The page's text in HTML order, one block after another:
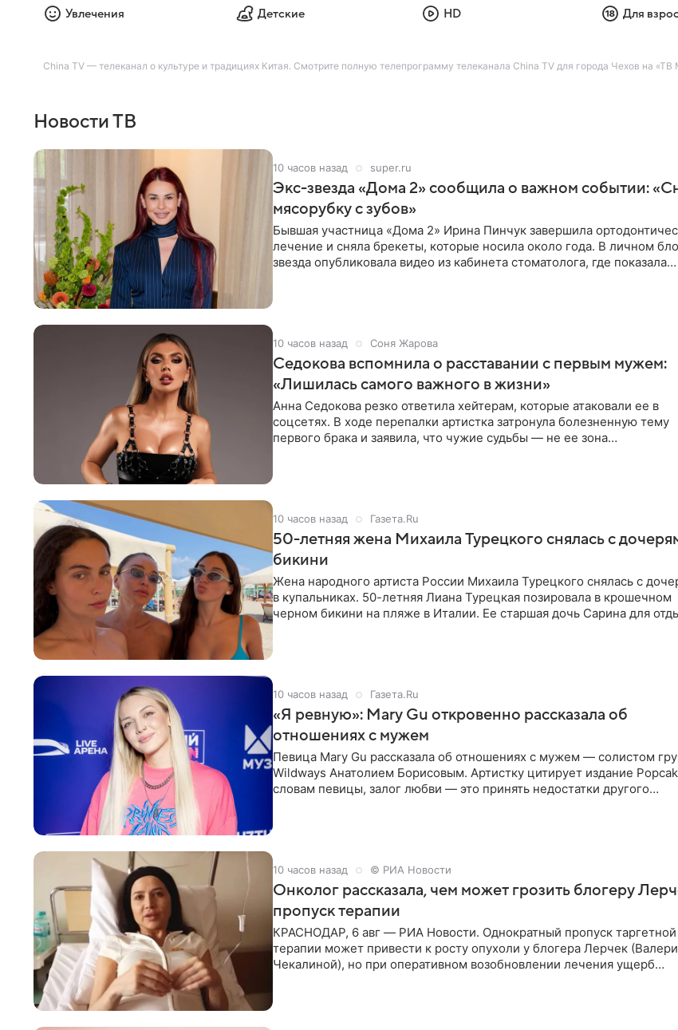
Увлечения Детские HD Для
China TV — телеканал о культуре и традициях Китая. Смотрите полную телепрограмму телеканала China TV для города Чехов на «ТВ
Новости ТВ
10 часов назад super.ru
Экс-звезда «Дома 2» сообщила о важном событии:
мясорубку с зубов»
Бывшая участница «Дома 2» Ирина Пинчук завершила
лечение и сняла брекеты, которые носила около года. В личном
звезда опубликовала видео из кабинета стоматолога, где показала
10 часов назад Соня Жарова
Седокова вспомнила о расставании с первым мужем:
«Лишилась самого важного в жизни»
Анна Седокова резко ответила хейтерам, которые атаковали ее в
соцсетях. В ходе перепалки артистка затронула болезненную тему
первого брака и заявила, что чужие судьбы — не ее зона
10 часов назад Газета.Ru
50-летняя жена Михаила Турецкого снялась с
бикини
Жена народного артиста России Михаила Турецкого снялась с
в купальниках. 50-летняя Лиана Турецкая позировала в крошечном
черном бикини на пляже в Италии. Ее старшая дочь Сарина для
10 часов назад Газета.Ru
«Я ревную»: Mary Gu откровенно рассказала об
отношениях с мужем
Певица Mary Gu рассказала об отношениях с мужем — солистом
Wildways Анатолием Борисовым. Артистку цитирует издание
словам певицы, залог любви — это принять недостатки другого
10 часов назад © РИА Новости
Онколог рассказала, чем может грозить блогеру
пропуск терапии
КРАСНОДАР, 6 авг — РИА Новости. Однократный пропуск таргетной
терапии может привести к росту опухоли у блогера Лерчек
Чекалиной), но при оперативном возобновлении лечения ущерб